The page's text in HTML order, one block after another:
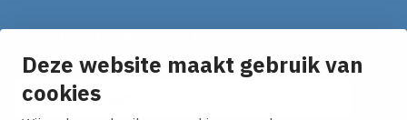
Deze website maakt gebruik van
cookies
Ontvang onze nieuws alerts in je mailbox!
E-mailadres